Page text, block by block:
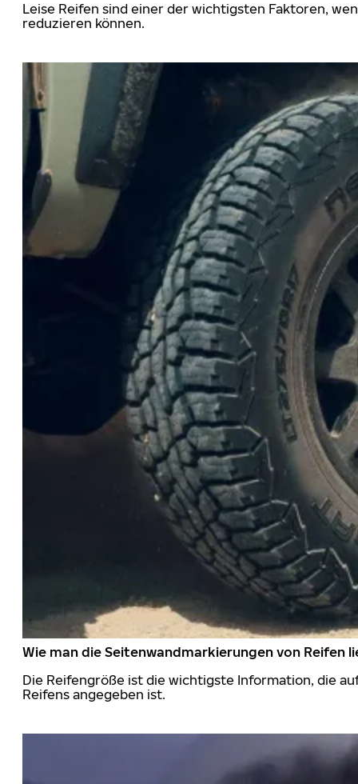
Leise Reifen sind einer der wichtigsten Faktoren,
reduzieren können.
Wie man die Seitenwandmarkierungen von Reifen
Die Reifengröße ist die wichtigste Information, die
Reifens angegeben ist.